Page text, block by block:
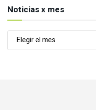
Noticias x mes
Noticias